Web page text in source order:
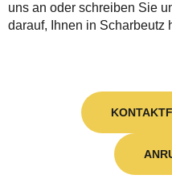
uns an oder schreiben Sie
darauf, Ihnen in Scharbeutz